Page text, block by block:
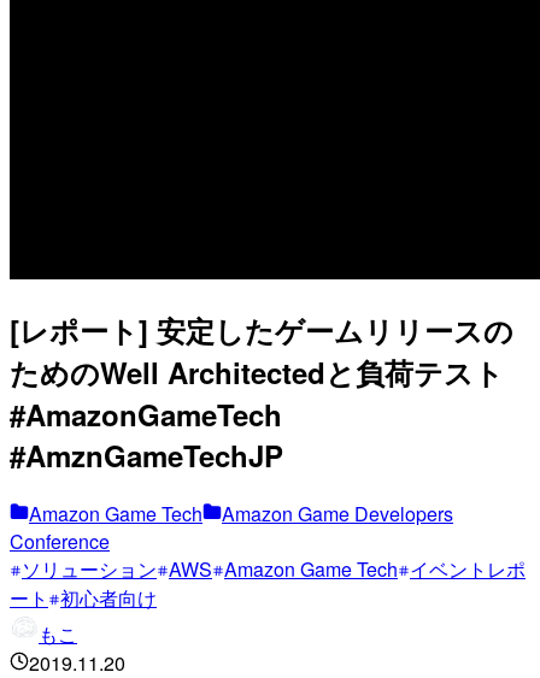
[レポート] 安定したゲームリリースの
ためのWell Architectedと負荷テスト
#AmazonGameTech
#AmznGameTechJP
Amazon Game Tech
Amazon Game Developers
Conference
ソリューション AWS Amazon Game Tech イベントレポ
ート
初心者向け
もこ
2019.11.20